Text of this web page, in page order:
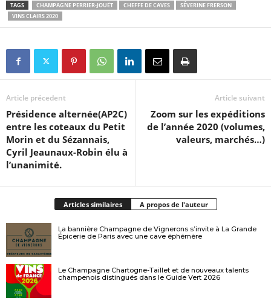
TAGS CHAMPAGNE PERRIER-JOUËT CHEFFE DE CAVES
SÉVERINE FRERSON
VINS CLAIRS 2020
Article précedent
Présidence alternée(AP2C)
entre les coteaux du Petit
Morin et du Sézannais,
Cyril Jeaunaux-Robin élu à
l’unanimité.
Article suivant
Zoom sur les expéditions
de l’année 2020 (volumes,
valeurs, marchés…)
Articles similaires A propos de l'auteur
La bannière Champagne de Vignerons s’invite à La Grande
Épicerie de Paris avec une cave éphémère
Le Champagne Chartogne-Taillet et de nouveaux talents
champenois distingués dans le Guide Vert 2026